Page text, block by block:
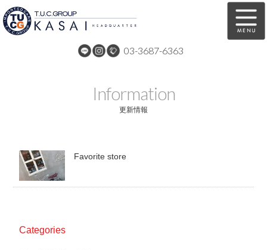
03-3687-6363
全国納車
Information
更新情報
Favorite store
Categories